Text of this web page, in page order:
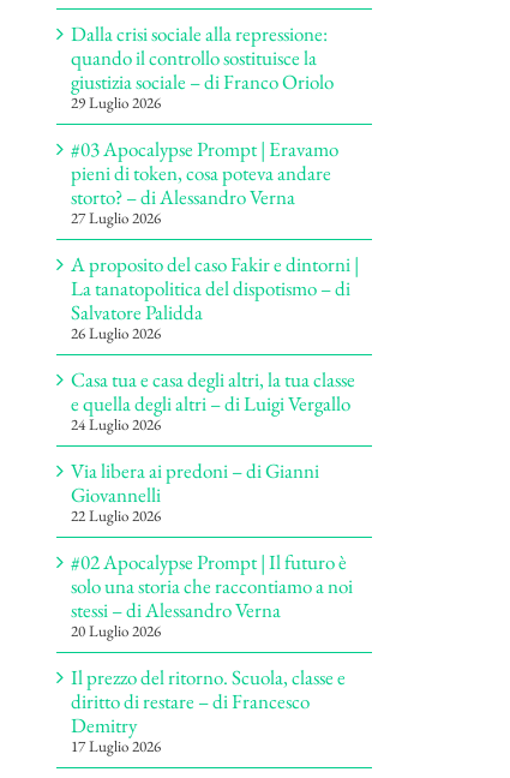
Dalla crisi sociale alla repressione:
quando il controllo sostituisce la
giustizia sociale – di Franco Oriolo
29 Luglio 2026
#03 Apocalypse Prompt | Eravamo
pieni di token, cosa poteva andare
storto? – di Alessandro Verna
27 Luglio 2026
A proposito del caso Fakir e dintorni |
La tanatopolitica del dispotismo – di
Salvatore Palidda
26 Luglio 2026
Casa tua e casa degli altri, la tua classe
e quella degli altri – di Luigi Vergallo
24 Luglio 2026
Via libera ai predoni – di Gianni
Giovannelli
22 Luglio 2026
#02 Apocalypse Prompt | Il futuro è
solo una storia che raccontiamo a noi
stessi – di Alessandro Verna
20 Luglio 2026
Il prezzo del ritorno. Scuola, classe e
diritto di restare – di Francesco
Demitry
17 Luglio 2026